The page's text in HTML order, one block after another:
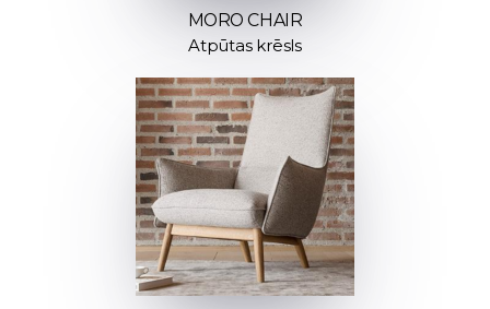
MORO CHAIR
Atpūtas krēsls